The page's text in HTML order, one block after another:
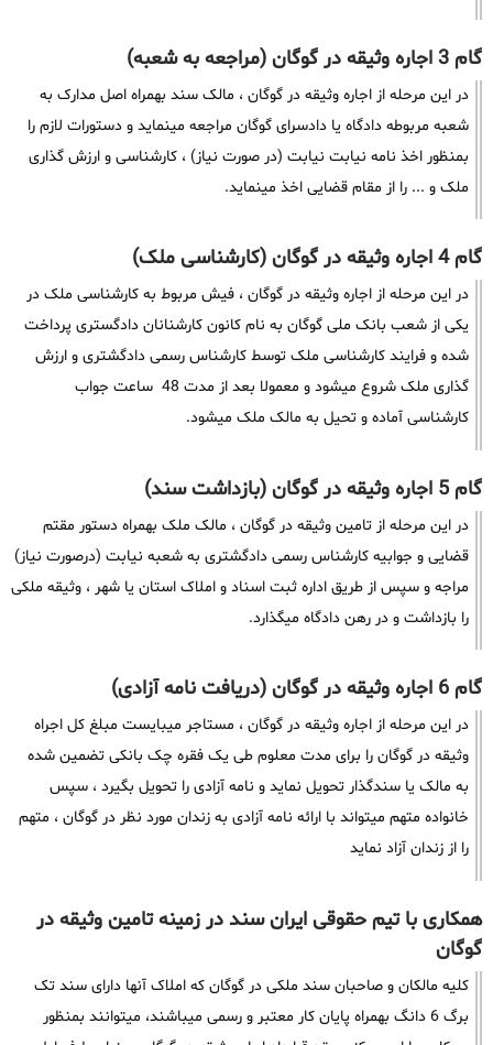
گام 3 اجاره وثیقه در گوگان (مراجعه به شعبه)
در این مرحله از اجاره وثیقه در گوگان ، مالک سند بهمراه اصل مدارک به
شعبه مربوطه دادگاه یا دادسرای گوگان مراجعه مینماید و دستورات لازم را
بمنظور اخذ نامه نیابت نیابت (در صورت نیاز) ، کارشناسی و ارزش گذاری
ملک و ... را از مقام قضایی اخذ مینماید.
گام 4 اجاره وثیقه در گوگان (کارشناسی ملک)
در این مرحله از اجاره وثیقه در گوگان ، فیش مربوط به کارشناسی ملک در
یکی از شعب بانک ملی گوگان به نام کانون کارشنانان دادگستری پرداخت
شده و فرایند کارشناسی ملک توسط کارشناس رسمی دادگشتری و ارزش
گذاری ملک شروع میشود و معمولا بعد از مدت 48 ساعت جواب
کارشناسی آماده و تحیل به مالک ملک میشود.
گام 5 اجاره وثیقه در گوگان (بازداشت سند)
در این مرحله از تامین وثیقه در گوگان ، مالک ملک بهمراه دستور مقتم
قضایی و جوابیه کارشناس رسمی دادگشتری به شعبه نیابت (درصورت نیاز)
مراجه و سپس از طریق اداره ثبت اسناد و املاک استان یا شهر ، وثیقه ملکی
را بازداشت و در رهن دادگاه میگذارد.
گام 6 اجاره وثیقه در گوگان (دریافت نامه آزادی)
در این مرحله از اجاره وثیقه در گوگان ، مستاجر میبایست مبلغ کل اجراه
وثیقه در گوگان را برای مدت معلوم طی یک فقره چک بانکی تضمین شده
به مالک یا سندگذار تحویل نماید و نامه آزادی را تحویل بگیرد ، سپس
خانواده متهم میتواند با ارائه نامه آزادی به زندان مورد نظر در گوگان ، متهم
را از زندان آزاد نماید
همکاری با تیم حقوقی ایران سند در زمینه تامین وثیقه در
گوگان
کلیه مالکان و صاحبان سند ملکی در گوگان که املاک آنها دارای سند تک
برگ 6 دانگ بهمراه پایان کار معتبر و رسمی میباشند، میتوانند بمنظور